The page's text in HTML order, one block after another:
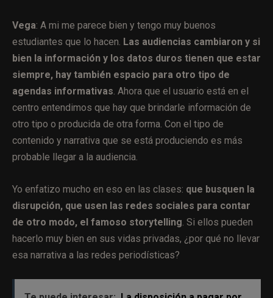
Vega: A mi me parece bien y tengo muy buenos
estudiantes que lo hacen. Las audiencias cambiaron y si
bien la información y los datos duros tienen que estar
siempre, hay también espacio para otro tipo de
agendas informativas . Ahora que el usuario está en el
centro entendimos que hay que brindarle información de
otro tipo o producida de otra forma. Con el tipo de
contenido y narrativa que se está produciendo es más
probable llegar a la audiencia.
Yo enfatizo mucho en eso en las clases: que busquen la
disrupción, que usen las redes sociales para contar
de otro modo, el famoso storytelling . Si ellos pueden
hacerlo muy bien en sus vidas privadas, ¿por qué no llevar
esa narrativa a las redes periodísticas?